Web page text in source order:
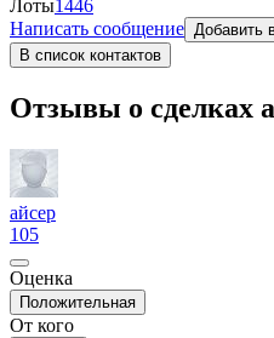
Лоты1446
Написать сообщение Добавить
В список контактов
Отзывы о сделках
айсер
105
Оценка
Положительная
От кого